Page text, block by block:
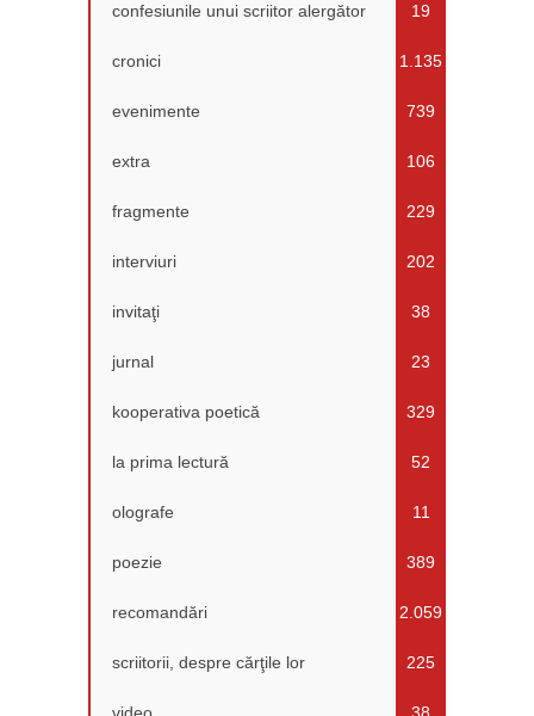
confesiunile unui scriitor alergător 19
cronici 1.135
evenimente 739
extra 106
fragmente 229
interviuri 202
invitaţi 38
jurnal 23
kooperativa poetică 329
la prima lectură 52
olografe 11
poezie 389
recomandări 2.059
scriitorii, despre cărţile lor 225